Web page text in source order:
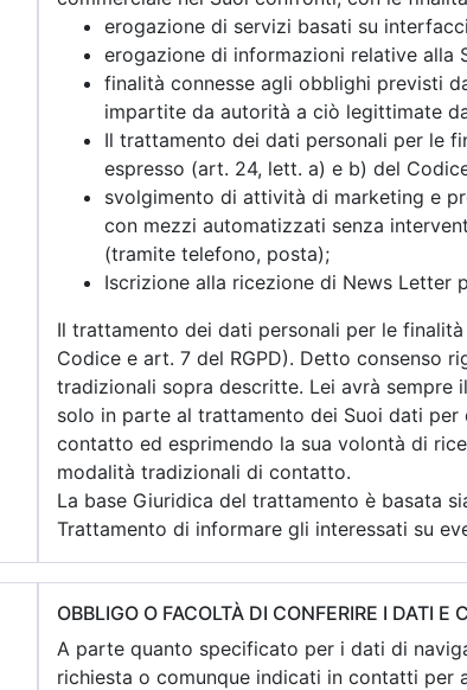
erogazione di servizi basati su
erogazione di informazioni relative alla
finalità connesse agli obblighi previsti
impartite da autorità a ciò legittimate
Il trattamento dei dati personali per le
espresso (art. 24, lett. a) e b) del
svolgimento di attività di marketing e
con mezzi automatizzati senza
(tramite telefono, posta);
Iscrizione alla ricezione di News Letter
Il trattamento dei dati personali per le
Codice e art. 7 del RGPD). Detto consenso
tradizionali sopra descritte. Lei avrà
solo in parte al trattamento dei Suoi dati
contatto ed esprimendo la sua volontà di
modalità tradizionali di contatto.
La base Giuridica del trattamento è basata
Trattamento di informare gli interessati su
OBBLIGO O FACOLTÀ DI CONFERIRE I DATI
A parte quanto specificato per i dati di
richiesta o comunque indicati in contatti